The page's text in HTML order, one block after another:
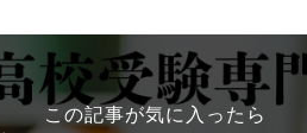
この記事が気に入ったら